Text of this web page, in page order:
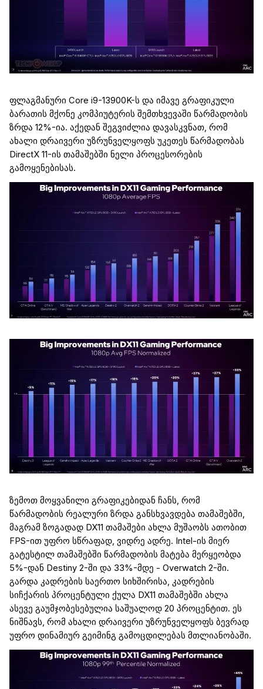
ფლაგმანური Core i9-13900K-ს და იმავე გრაფიკული
ბარათის მქონე კომპიუტერის შემთხვევაში წარმადობის
ზრდა 12%-ია. აქედან შეგვიძლია დავასკვნათ, რომ
ახალი დრაივერი უზრუნველყოფს უკეთეს წარმადობას
DirectX 11-ის თამაშებში ნელი პროცესორების
გამოყენებისას.
ზემოთ მოყვანილი გრაფიკებიდან ჩანს, რომ
წარმადობის რეალური ზრდა განსხვავდება თამაშებში,
მაგრამ ზოგადად DX11 თამაშები ახლა მუშაობს ათობით
FPS-ით უფრო სწრაფად, ვიდრე ადრე. Intel -ის მიერ
გატესტილ თამაშებში წარმადობის მატება მერყეობდა
5%-დან Destiny 2-ში და 33%-მდე - Overwatch 2-ში.
გარდა კადრების საერთო სიხშირისა, კადრების
სიჩქარის პროცენტული ქულა DX11 თამაშებში ახლა
ასევე გაუმჯობესებულია საშუალოდ 20 პროცენტით. ეს
ნიშნავს, რომ ახალი დრაივერი უზრუნველყოფს ბევრად
უფრო დინამიურ გეიმინგ გამოცდილებას მთლიანობაში.